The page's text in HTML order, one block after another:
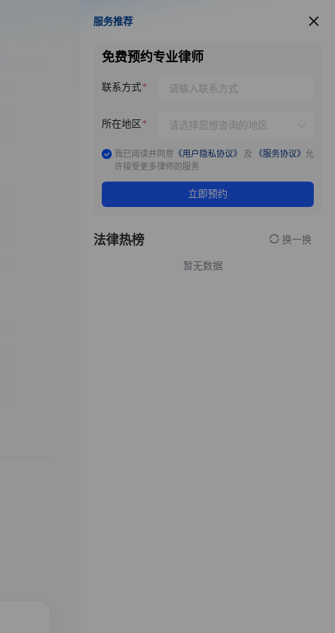
服务推荐
服务推荐
免费预约专业律师
联系方式
所在地区
我已阅读并同意 《用户隐私协议》 及 《服务协议》 允
许接受更多律师的服务
立即预约
法律热榜 换一换
暂无数据